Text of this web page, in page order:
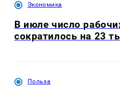
Экономика
В июле число
сократилось на 23
Польза